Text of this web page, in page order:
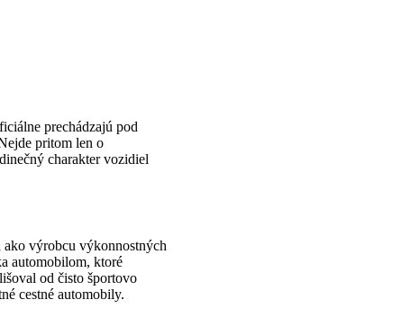
prechádzajú pod
pritom len o
charakter vozidiel
ako výrobcu výkonnostných
automobilom, ktoré
od čisto športovo
cestné automobily.